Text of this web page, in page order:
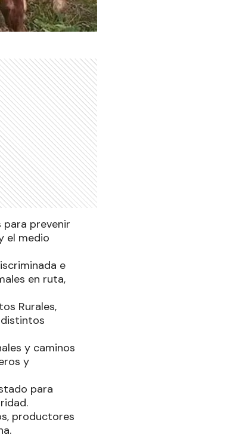
para prevenir
el medio
e
en ruta,
Rurales,
y caminos
y
para
productores